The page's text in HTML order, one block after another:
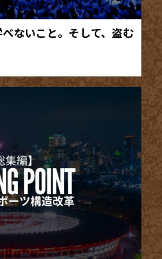
ないこと。そして、盗む